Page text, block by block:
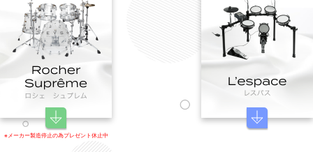
※メーカー製造停止の為プレゼント休止中